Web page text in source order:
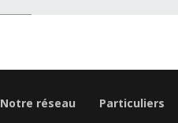
Notre réseau
Particuliers